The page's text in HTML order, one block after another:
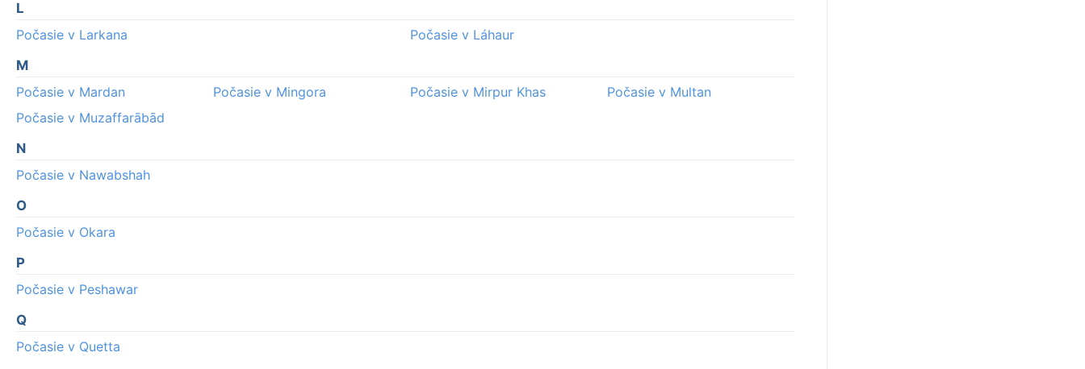
L
Počasie v Larkana
Počasie v Láhaur
M
Počasie v Mardan
Počasie v Mingora Počasie v Mirpur Khas
Počasie v Multan
Počasie v Muzaffarābād
N
Počasie v Nawabshah
O
Počasie v Okara
P
Počasie v Peshawar
Q
Počasie v Quetta